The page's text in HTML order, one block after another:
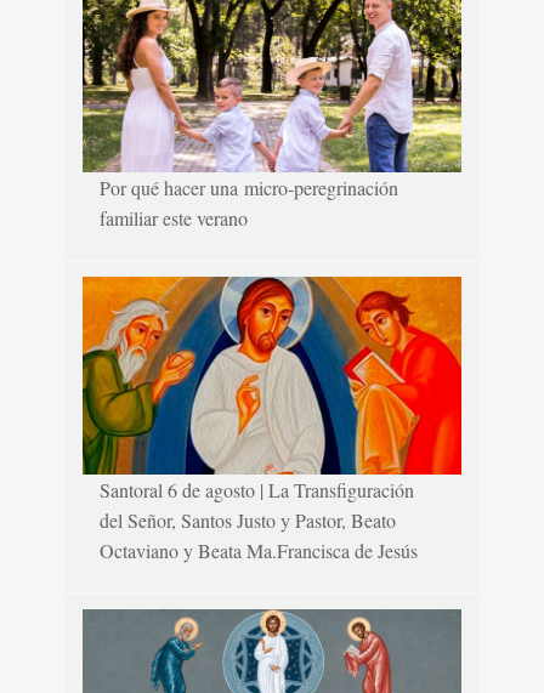
Por qué hacer una micro-peregrinación
familiar este verano
Santoral 6 de agosto | La Transfiguración
del Señor, Santos Justo y Pastor, Beato
Octaviano y Beata Ma.Francisca de Jesús